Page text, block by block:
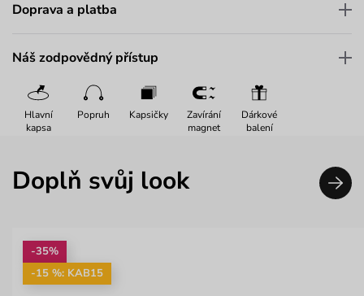
Doprava a platba
Náš zodpovědný přístup
Hlavní
kapsa
Popruh Kapsičky
Zavírání
magnet
Dárkové
balení
Doplň svůj look
-35%
-15 %: KAB15